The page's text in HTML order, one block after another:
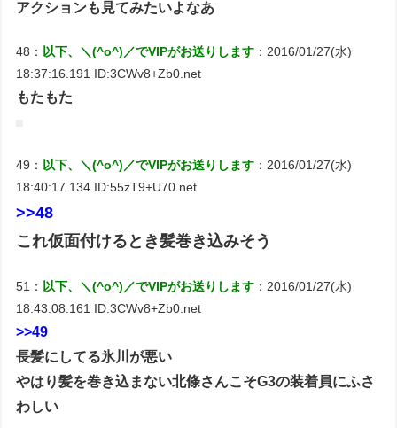
アクションも見てみたいよなあ
48： 以下、＼(^o^)／でVIPがお送りします ：2016/01/27(水)
18:37:16.191 ID:3CWv8+Zb0.net
もたもた
49： 以下、＼(^o^)／でVIPがお送りします ：2016/01/27(水)
18:40:17.134 ID:55zT9+U70.net
>>48
これ仮面付けるとき髪巻き込みそう
51： 以下、＼(^o^)／でVIPがお送りします ：2016/01/27(水)
18:43:08.161 ID:3CWv8+Zb0.net
>>49
長髪にしてる氷川が悪い
やはり髪を巻き込まない北條さんこそG3の装着員にふさ
わしい